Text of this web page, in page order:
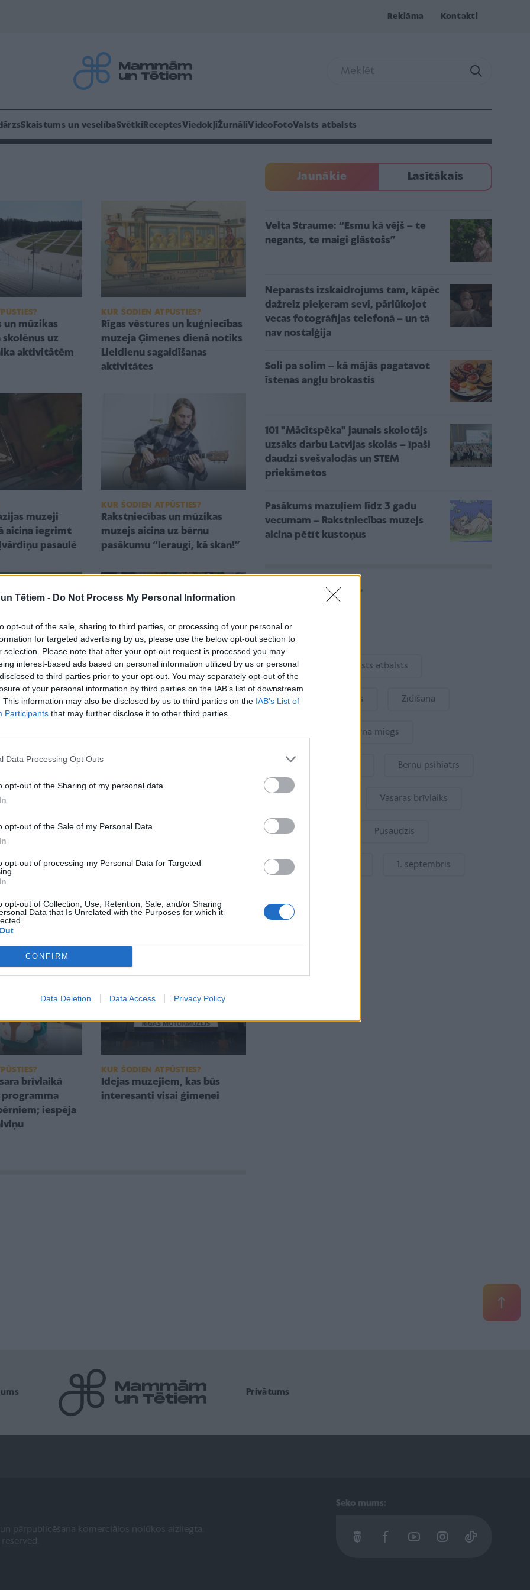
Tētiem - Do Not Process My Personal Information
opt-out of the sale, sharing to third parties, or processing of your personal or
for targeted advertising by us, please use the below opt-out section to
selection. Please note that after your opt-out request is processed you may
interest-based ads based on personal information utilized by us or personal
to third parties prior to your opt-out. You may separately opt-out of the
of your personal information by third parties on the IAB’s list of downstream
This information may also be disclosed by us to third parties on the IAB’s List of
Participants that may further disclose it to other third parties.
Data Processing Opt Outs
opt-out of the Sharing of my personal data.
opt-out of the Sale of my Personal Data.
opt-out of processing my Personal Data for Targeted
opt-out of Collection, Use, Retention, Sale, and/or Sharing
Data that Is Unrelated with the Purposes for which it
CONFIRM
Data Deletion Data Access Privacy Policy
Reklāma Kontakti
Skaistums un veselībaSvētki ReceptesViedokļiŽurnāliVideo FotoValsts atbalsts
un mūzikas
skolēnus uz
aktivitātēm
KUR ŠODIEN ATPŪSTIES?
Rīgas vēstures un kuģniecības
muzeja Ģimenes dienā notiks
Lieldienu sagaidīšanas
aktivitātes
muzeji
aicina iegrimt
pasaulē
KUR ŠODIEN ATPŪSTIES?
Rakstniecības un mūzikas
muzejs aicina uz bērnu
pasākumu “Ieraugi, kā skan!”
varde no
muzeja
dzīvnieku
KUR ŠODIEN ATPŪSTIES?
Ģimenes ar bērniem varēs
meklēt vienradzi Dekoratīvās
darbnīcās
Muzeju nakts
piedalās
muzeji un
ko darīt skolēnu rudens
brīvlaikā!
brīvlaikā
programma
iespēja
KUR ŠODIEN ATPŪSTIES?
Idejas muzejiem, kas būs
interesanti visai ģimenei
Jaunākie Lasītākais
Velta Straume: “Esmu kā vējš – te
negants, te maigi glāstošs”
Neparasts izskaidrojums tam, kāpēc
dažreiz pieķeram sevi, pārlūkojot
vecas fotogrāfijas telefonā – un tā
nav nostalģija
Soli pa solim – kā mājās pagatavot
īstenas angļu brokastis
101 "Mācītspēka" jaunais skolotājs
uzsāks darbu Latvijas skolās – īpaši
daudzi svešvalodās un STEM
priekšmetos
Pasākums mazuļiem līdz 3 gadu
vecumam – Rakstniecības muzejs
aicina pētīt kustoņus
Vairāk rakstu
Aktuāli
Ukraina Valsts atbalsts
Kur šodien atpūsties Zīdīšana
Bērna miegs
Mākslīgais intelekts Bērnu psihiatrs
Vasaras brīvlaiks
Bērnu drošība Pusaudzis
Gatavošanās skolai 1. septembris
Privātums
Seko mums:
pārpublicēšana komerciālos nolūkos aizliegta.